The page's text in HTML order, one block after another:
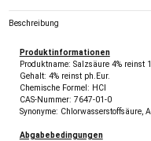
Beschreibung
Produktinformationen
Produktname: Salzsäure 4% reinst 1l
Gehalt: 4% reinst ph.Eur.
Chemische Formel: HCl
CAS-Nummer: 7647-01-0
Synonyme: Chlorwasserstoffsäure,
Abgabebedingungen